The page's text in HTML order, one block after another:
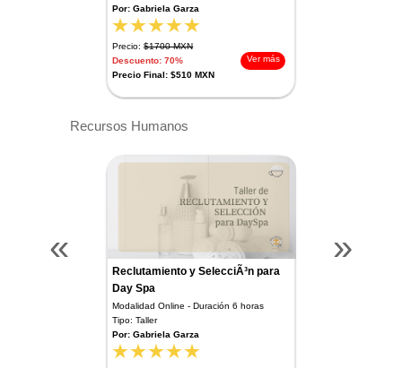
Por: Gabriela Garza
Precio:$1700 MXN
Descuento: 70%
Precio Final: $510 MXN
Ver más
Recursos Humanos
Reclutamiento y SelecciÃ³n para
Day Spa
Modalidad Online - Duración 6 horas
Tipo: Taller
Por: Gabriela Garza
« »